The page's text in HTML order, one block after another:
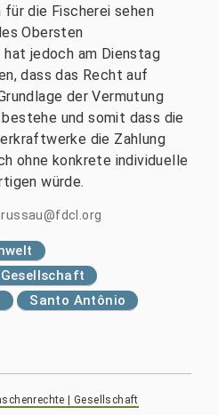
für die Fischerei sehen
Obersten
jedoch am Dienstag
dass das Recht auf
der Vermutung
und somit dass die
die Zahlung
ohne konkrete individuelle
würde.
Santo Antônio
| Gesellschaft